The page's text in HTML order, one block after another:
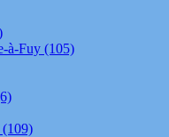
à-Fuy (105)
(109)